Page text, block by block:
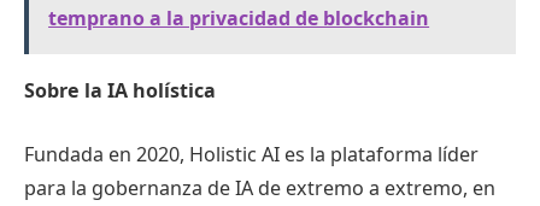
temprano a la privacidad de blockchain
Sobre la IA holística
Fundada en 2020, Holistic AI es la plataforma líder
para la gobernanza de IA de extremo a extremo, en